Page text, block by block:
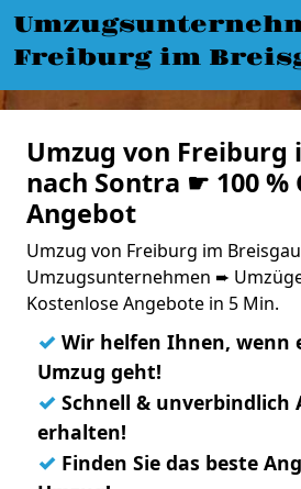
Freiburg im
Umzug von Freiburg
nach Sontra ☛ 100 %
Angebot
Umzug von Freiburg im
Umzugsunternehmen ➨
Kostenlose Angebote in 5 Min.
✓ Wir helfen Ihnen, wenn
Umzug geht!
✓ Schnell & unverbindlich
erhalten!
✓ Finden Sie das beste